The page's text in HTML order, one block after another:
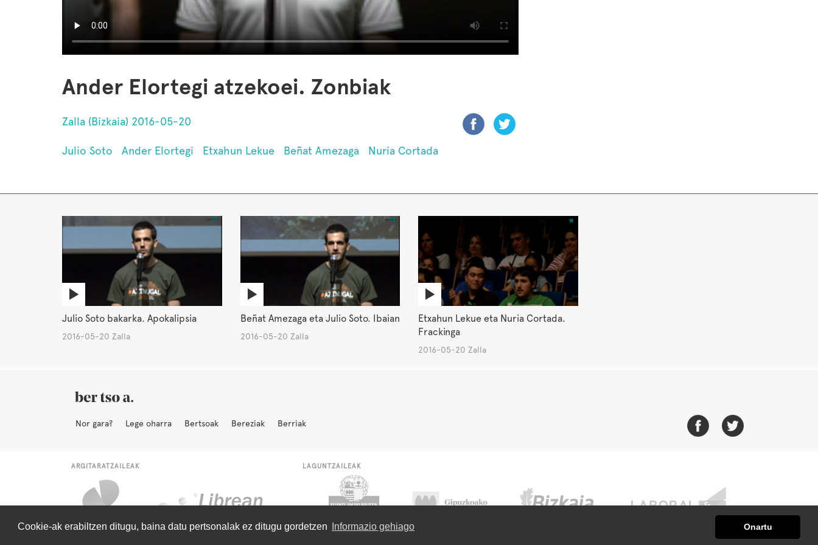
Cookie-ak erabiltzen ditugu, baina datu pertsonalak ez ditugu gordetzen Informazio gehiago Onartu
Ander Elortegi atzekoei. Zonbiak
Zalla (Bizkaia) 2016-05-20
Julio Soto Ander Elortegi Etxahun Lekue Beñat Amezaga Nuria Cortada
Julio Soto bakarka. Apokalipsia
2016-05-20 Zalla
Beñat Amezaga eta Julio Soto. Ibaian
2016-05-20 Zalla
Etxahun Lekue eta Nuria Cortada.
Frackinga
2016-05-20 Zalla
Nor gara? Lege oharra Bertsoak Bereziak Berriak
ARGITARATZAILEAK LAGUNTZAILEAK